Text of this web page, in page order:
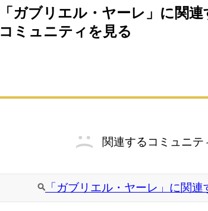
「ガブリエル・ヤーレ」に関
コミュニティを見る
関連するコミュニテ
「ガブリエル・ヤーレ」に関